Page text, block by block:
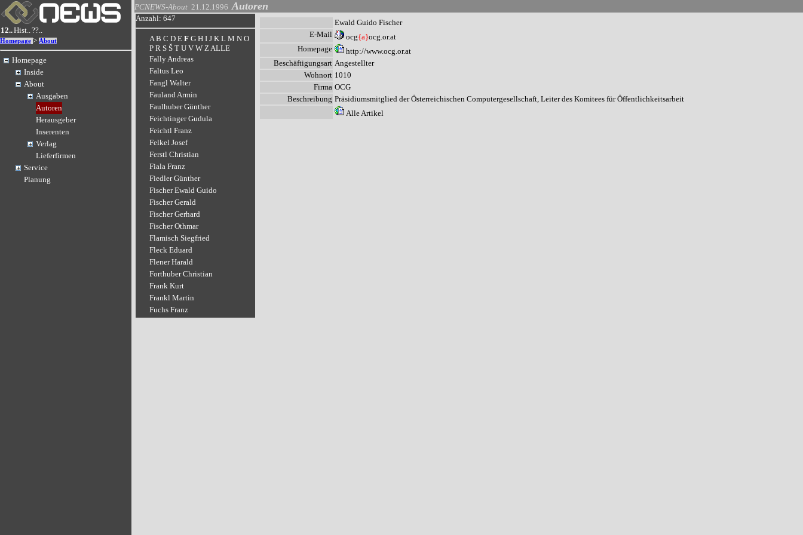
12..Hist..??..
Homepage > About
Homepage
Inside
About
Ausgaben
Autoren
Herausgeber
Inserenten
Verlag
Lieferfirmen
Service
Planung
PCNEWS-About 21.12.1996 Autoren
Anzahl: 647
A B C D E F G H I J K L M N O
P R S Š T U V W ZALLE
Fally Andreas
Faltus Leo
Fangl Walter
Fauland Armin
Faulhuber Günther
Feichtinger Gudula
Feichtl Franz
Felkel Josef
Ferstl Christian
Fiala Franz
Fiedler Günther
Fischer Ewald Guido
Fischer Gerald
Fischer Gerhard
Fischer Othmar
Flamisch Siegfried
Fleck Eduard
Flener Harald
Forthuber Christian
Frank Kurt
Frankl Martin
Fuchs Franz
Ewald Guido Fischer
E-Mail
ocg{a}ocg.or.at
Homepage
http://www.ocg.or.at
Beschäftigungsart Angestellter
Wohnort 1010
Firma OCG
Beschreibung Präsidiumsmitglied der Österreichischen Computergesellschaft, Leiter des Komitees für Öffentlichkeitsarbeit
Alle Artikel